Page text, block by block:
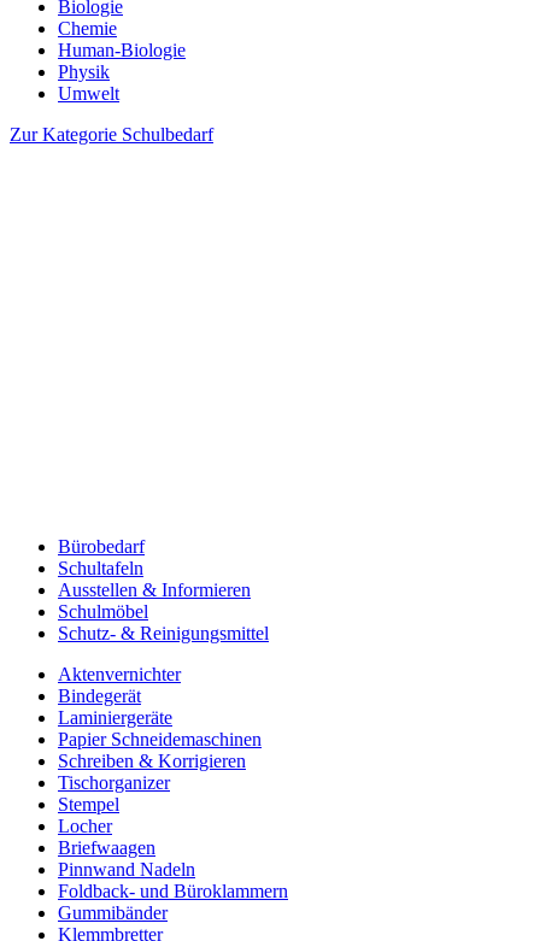
Biologie
Chemie
Human-Biologie
Physik
Umwelt
Zur Kategorie Schulbedarf
Bürobedarf
Schultafeln
Ausstellen & Informieren
Schulmöbel
Schutz- & Reinigungsmittel
Aktenvernichter
Bindegerät
Laminiergeräte
Papier Schneidemaschinen
Schreiben & Korrigieren
Tischorganizer
Stempel
Locher
Briefwaagen
Pinnwand Nadeln
Foldback- und Büroklammern
Gummibänder
Klemmbretter